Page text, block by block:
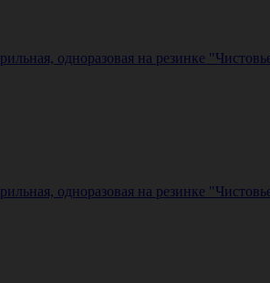
одноразовая на резинке
одноразовая на резинке